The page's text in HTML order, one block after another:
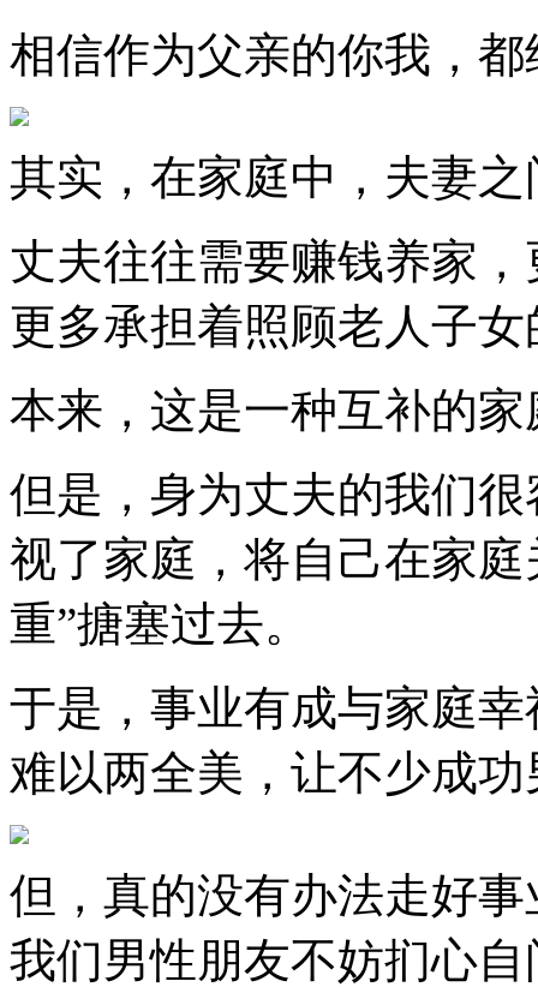
相信作为父亲的你我，
其实，在家庭中，夫妻
丈夫往往需要赚钱养家
更多承担着照顾老人子
本来，这是一种互补的
但是，身为丈夫的我们
视了家庭，将自己在家
重”搪塞过去。
于是，事业有成与家庭
难以两全美，让不少成功
但，真的没有办法走好
我们男性朋友不妨扪心